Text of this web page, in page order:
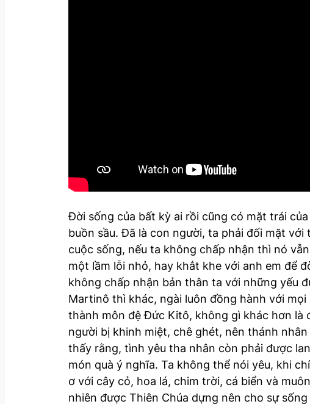
Đời sống của bất kỳ ai rồi cũng có mặt trái
buồn sầu. Đã là con người, ta phải đối mặt
cuộc sống, nếu ta không chấp nhận thì nó
một lầm lỗi nhỏ, hay khắt khe với anh em để
không chấp nhận bản thân ta với những yếu
Martinô thì khác, ngài luôn đồng hành với
thành môn đệ Đức Kitô, không gì khác hơn là
người bị khinh miệt, chê ghét, nên thánh
thấy rằng, tình yêu tha nhân còn phải được
món quà ý nghĩa. Ta không thể nói yêu, khi
ơ với cây cỏ, hoa lá, chim trời, cá biển và
nhiên được Thiên Chúa dựng nên cho sự